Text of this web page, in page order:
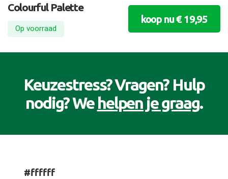
Colourful Palette
Op voorraad
koop nu € 19,95
Keuzestress? Vragen? Hulp
nodig? Wehelpen je graag.
#ffffff